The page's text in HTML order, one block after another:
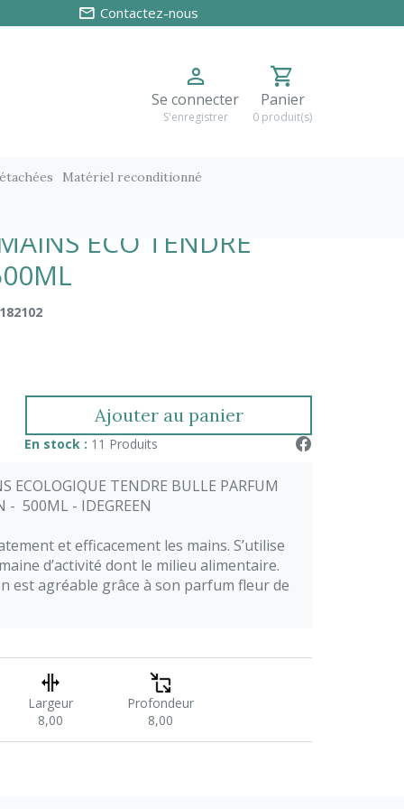
Contactez-nous
Se connecter
S'enregistrer
Panier
0 produit(s)
Matériel reconditionné
ECO TENDRE
Ajouter au panier
En stock : 11 Produits
ECOLOGIQUE TENDRE BULLE PARFUM
- 500ML - IDEGREEN
et efficacement les mains. S’utilise
d’activité dont le milieu alimentaire.
est agréable grâce à son parfum fleur de
Largeur
8,00
Profondeur
8,00